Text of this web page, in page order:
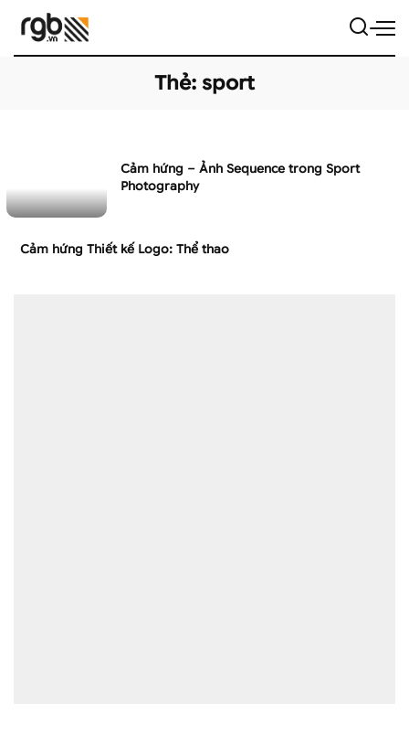
Thẻ: sport
Cảm hứng – Ảnh Sequence trong Sport
Photography
Cảm hứng Thiết kế Logo: Thể thao